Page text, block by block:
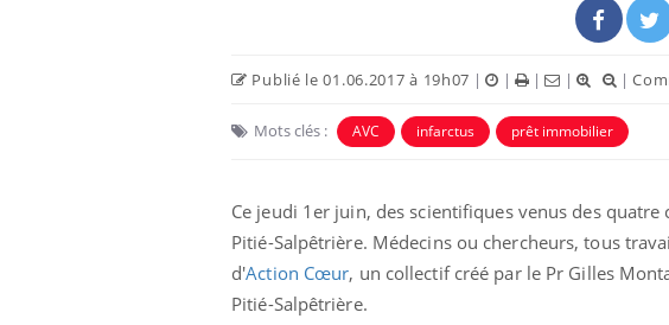
Publié le 01.06.2017 à 19h07 | | | | |
Mots clés : AVC infarctus prêt immobilier
Ce jeudi 1er juin, des scientifiques venus des
Pitié-Salpêtrière. Médecins ou chercheurs, tous
d'Action Cœur, un collectif créé par le Pr Gilles
Pitié-Salpêtrière.
Carence en fer : comprendre pour
Youtube
Fatigue, irritabilité, brouillard mental ou
même alopécie… Les symptômes de la
Youtube
Insuline &
osait en parler??
En 2026, l'insuline